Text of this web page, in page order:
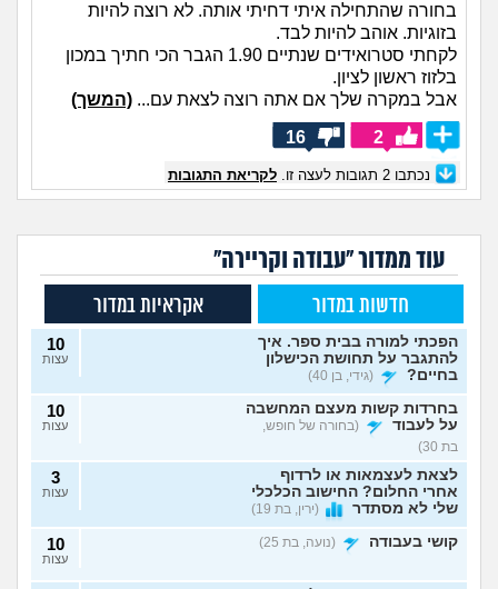
בחורה שהתחילה איתי דחיתי אותה. לא רוצה להיות
בזוגיות. אוהב להיות לבד.
לקחתי סטרואידים שנתיים 1.90 הגבר הכי חתיך במכון
בלזוז ראשון לציון.
אבל במקרה שלך אם אתה רוצה לצאת עם... (המשך)
2
16
נכתבו 2 תגובות לעצה זו. לקריאת התגובות
עוד ממדור "עבודה וקריירה"
חדשות במדור אקראיות במדור
הפכתי למורה בבית ספר. איך
להתגבר על תחושת הכישלון
בחיים?
(גידי, בן 40)
10
עצות
בחרדות קשות מעצם המחשבה
על לעבוד
(בחורה של חופש,
בת 30)
10
עצות
לצאת לעצמאות או לרדוף
אחרי החלום? החישוב הכלכלי
שלי לא מסתדר
(ירין, בת 19)
3
עצות
קושי בעבודה (נועה, בת 25) 10
עצות